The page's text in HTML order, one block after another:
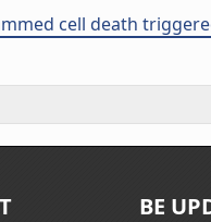
cell death
BE